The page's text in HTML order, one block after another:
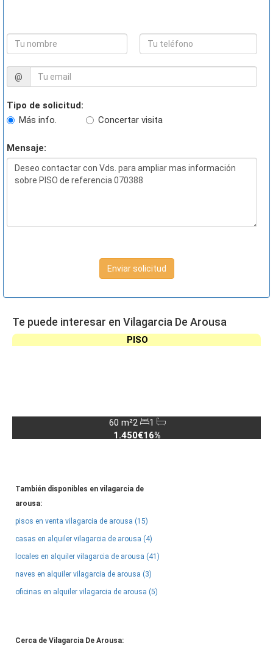
@
Tipo de solicitud:
Más info.
Concertar visita
Mensaje:
Enviar solicitud
Te puede interesar en Vilagarcia De Arousa
PISO
60 m²2
1
1.450€16%
También disponibles en vilagarcia de
arousa:
pisos en venta vilagarcia de arousa (15)
casas en alquiler vilagarcia de arousa (4)
locales en alquiler vilagarcia de arousa (41)
naves en alquiler vilagarcia de arousa (3)
oficinas en alquiler vilagarcia de arousa (5)
Cerca de Vilagarcia De Arousa: